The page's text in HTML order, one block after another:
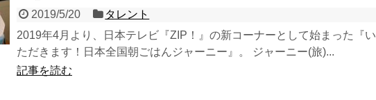
2019/5/20
タレント
2019年4月より、日本テレビ『ZIP！』の新コーナーとして始まった『い
ただきます！日本全国朝ごはんジャーニー』。 ジャーニー(旅)...
記事を読む